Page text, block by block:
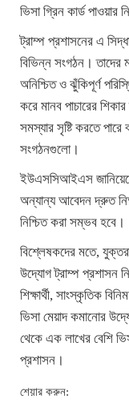
ভিসা গ্রিন কার্ড পাওয়ার
ট্রাম্প প্রশাসনের এ
বিভিন্ন সংগঠন। তাদের
অনিশ্চিত ও ঝুঁকিপূর্ণ
করে মানব পাচারের
সমস্যার সৃষ্টি করতে
সংগঠনগুলো।
ইউএসসিআইএস
অন্যান্য আবেদন দ্রুত
নিশ্চিত করা সম্ভব হবে।
বিশ্লেষকদের মতে,
উদ্যোগ ট্রাম্প প্রশাসন
শিক্ষার্থী, সাংস্কৃতিক
ভিসা মেয়াদ কমানোর
থেকে এক লাখের বেশি
প্রশাসন।
শেয়ার করুন: